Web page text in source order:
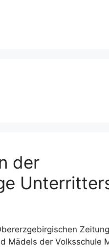
der
Mädels der Volksschule